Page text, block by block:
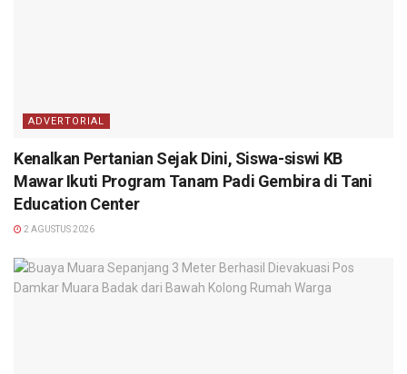
ADVERTORIAL
Kenalkan Pertanian Sejak Dini, Siswa-siswi KB
Mawar Ikuti Program Tanam Padi Gembira di Tani
Education Center
2 AGUSTUS 2026